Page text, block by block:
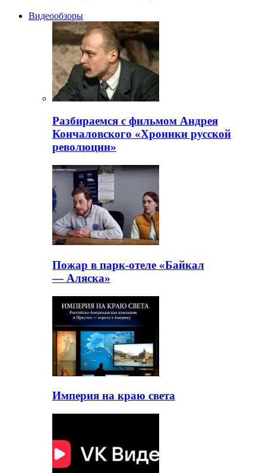
Видеообзоры
Разбираемся с фильмом Андрея
Кончаловского «Хроники русской
революции»
Пожар в парк-отеле «Байкал
— Аляска»
Империя на краю света